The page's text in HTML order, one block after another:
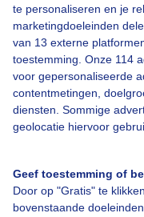
te personaliseren en je
marketingdoeleinden
van 13 externe
toestemming. Onze 114
voor gepersonaliseerde
contentmetingen,
diensten. Sommige
geolocatie hiervoor
Geef toestemming of
Door op "Gratis" te
bovenstaande
Over Buienradar
Bedrijfsgegevens
Contact
Toegankelijkheid